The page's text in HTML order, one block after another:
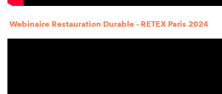
Webinaire Restauration Durable - RETEX Paris 2024